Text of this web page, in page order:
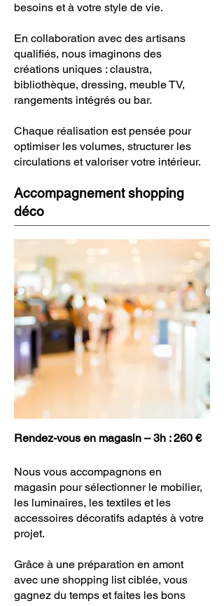
besoins et à votre style de vie.
En collaboration avec des artisans
qualifiés, nous imaginons des
créations uniques : claustra,
bibliothèque, dressing, meuble TV,
rangements intégrés ou bar.
Chaque réalisation est pensée pour
optimiser les volumes, structurer les
circulations et valoriser votre intérieur.
Accompagnement shopping
déco
Rendez-vous en magasin – 3h : 260 €
Nous vous accompagnons en
magasin pour sélectionner le mobilier,
les luminaires, les textiles et les
accessoires décoratifs adaptés à votre
projet.
Grâce à une préparation en amont
avec une shopping list ciblée, vous
gagnez du temps et faites les bons